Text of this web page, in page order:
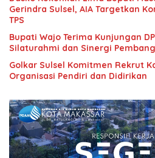
Gerindra Sulsel, AIA Targetkan
TPS
Bupati Wajo Terima Kunjungan
Silaturahmi dan Sinergi
Golkar Sulsel Komitmen Rekrut
Organisasi Pendiri dan Didirikan